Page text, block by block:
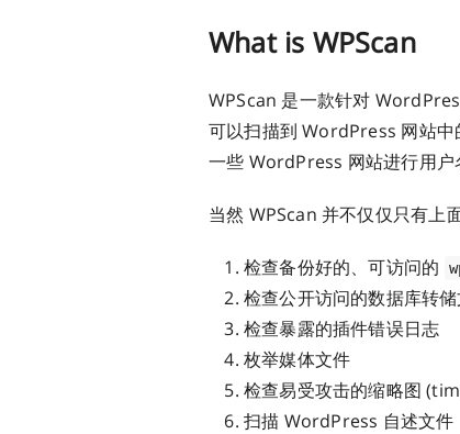
What is WPScan
WPScan 是一款针对
可以扫描到 WordPress 网站
一些 WordPress 网站进行用
当然 WPScan 并不仅仅只有上
检查备份好的、可访问的
检查公开访问的数据库转
检查暴露的插件错误日志
枚举媒体文件
检查易受攻击的缩略图
扫描 WordPress 自述文件